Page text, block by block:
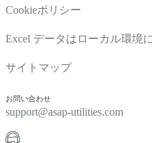
Cookieポリシー
Excel データはローカル環境
サイトマップ
お問い合わせ
support@asap-utilities.com